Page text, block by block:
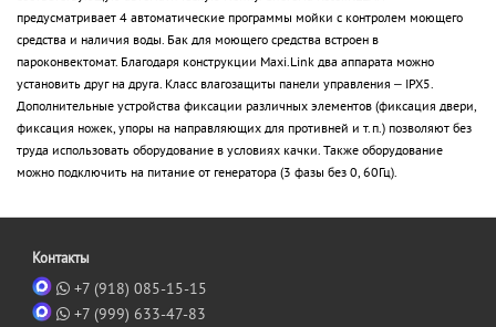
предусматривает 4 автоматические программы мойки с контролем моющего
средства и наличия воды. Бак для моющего средства встроен в
пароконвектомат. Благодаря конструкции Maxi.Link два аппарата можно
установить друг на друга. Класс влагозащиты панели управления – IPX5.
Дополнительные устройства фиксации различных элементов (фиксация двери,
фиксация ножек, упоры на направляющих для противней и т.п.) позволяют без
труда использовать оборудование в условиях качки. Также оборудование
можно подключить на питание от генератора (3 фазы без 0, 60Гц).
Контакты
+7 (918) 085-15-15
+7 (999) 633-47-83